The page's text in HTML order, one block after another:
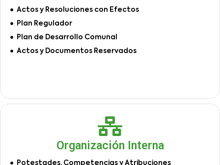
Actos y Resoluciones con Efectos
Plan Regulador
Plan de Desarrollo Comunal
Actos y Documentos Reservados
Organización Interna
Potestades, Competencias y Atribuciones